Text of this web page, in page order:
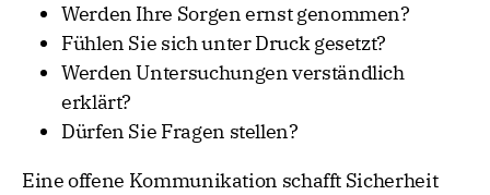
Werden Ihre Sorgen ernst genommen?
Fühlen Sie sich unter Druck gesetzt?
Werden Untersuchungen verständlich
erklärt?
Dürfen Sie Fragen stellen?
Eine offene Kommunikation schafft Sicherheit